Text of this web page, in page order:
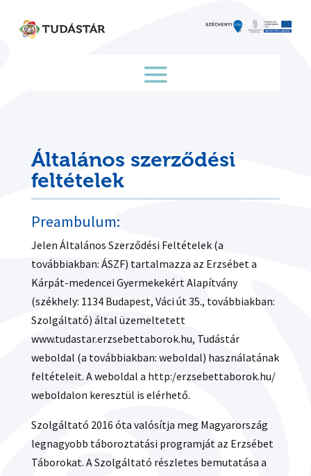
content
Általános szerződési
feltételek
Preambulum:
Jelen Általános Szerződési Feltételek (a
továbbiakban: ÁSZF) tartalmazza az Erzsébet a
Kárpát-medencei Gyermekekért Alapítvány
(székhely: 1134 Budapest, Váci út 35., továbbiakban:
Szolgáltató) által üzemeltetett
www.tudastar.erzsebettaborok.hu, Tudástár
weboldal (a továbbiakban: weboldal) használatának
feltételeit. A weboldal a http:/erzsebettaborok.hu/
weboldalon keresztül is elérhető.
Szolgáltató 2016 óta valósítja meg Magyarország
legnagyobb táboroztatási programját az Erzsébet
Táborokat. A Szolgáltató részletes bemutatása a